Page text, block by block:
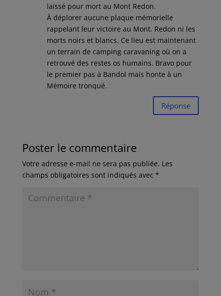
laissé pour mort au Mont Redon.
À déplorer aucune plaque mémorielle
rappelant leur victoire au Mont. Redon ni les
morts noirs et blancs. Ce lieu est maintenant
un terrain de camping caravaning où on a
retrouvé des restes os humains. Bravo pour
le premier pas à Bandol mais honte à un
Mémoire tronqué.
Réponse
Poster le commentaire
Votre adresse e-mail ne sera pas publiée. Les
champs obligatoires sont indiqués avec *